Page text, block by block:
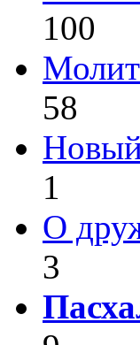
100
58
1
О
3